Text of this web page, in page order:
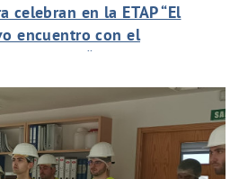
celebran en la ETAP “El
encuentro con el
del IES “Cerro de los
Grado Medio FP Dual en
Tratamiento de Agua”.